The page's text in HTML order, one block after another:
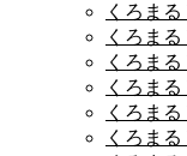
くろま
くろま
くろま
くろま
くろま
くろま